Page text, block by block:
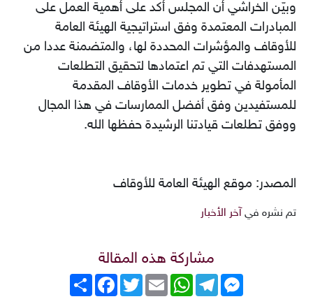
وبيّن الخراشي أن المجلس أكد على أهمية العمل على
المبادرات المعتمدة وفق استراتيجية الهيئة العامة
للأوقاف والمؤشرات المحددة لها، والمتضمنة عددا من
المستهدفات التي تم اعتمادها لتحقيق التطلعات
المأمولة في تطوير خدمات الأوقاف المقدمة
للمستفيدين وفق أفضل الممارسات في هذا المجال
ووفق تطلعات قيادتنا الرشيدة حفظها الله.
المصدر: موقع الهيئة العامة للأوقاف
تم نشره في آخر الأخبار
مشاركة هذه المقالة
انشر
FacebookTwitterEmail
WhatsAppTelegram
Messenger